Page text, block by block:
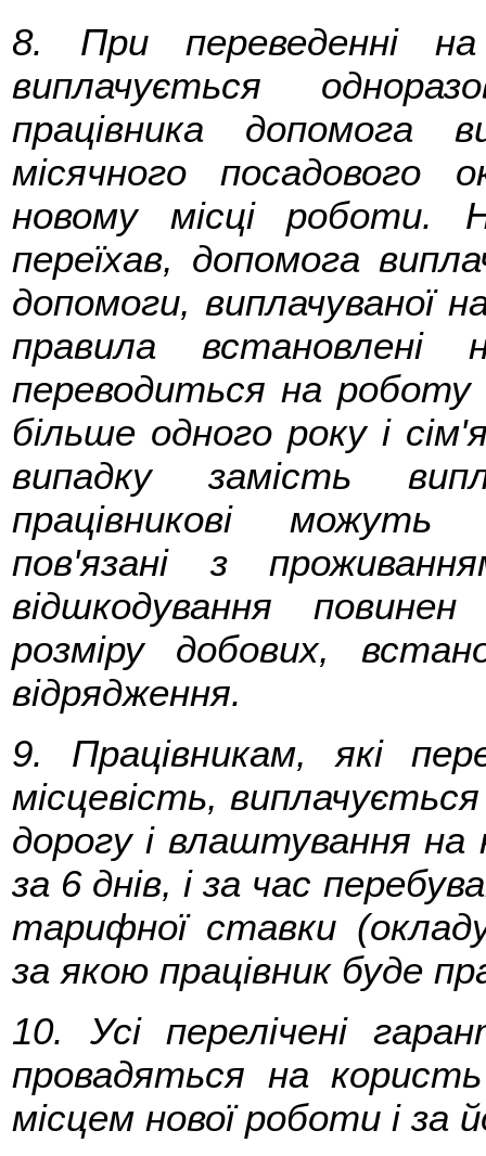
8. При переведенні
виплачується
працівника допомога
місячного посадового
новому місці роботи.
переїхав, допомога
допомоги, виплачуваної
правила встановлені
переводиться на роботу
більше одного року і
випадку замість
працівникові можуть
пов'язані з
відшкодування
розміру добових,
відрядження.
9. Працівникам, які
місцевість,
дорогу і влаштування на
за 6 днів, і за час
тарифної ставки
за якою працівник буде
10. Усі перелічені
провадяться на
місцем нової роботи і за